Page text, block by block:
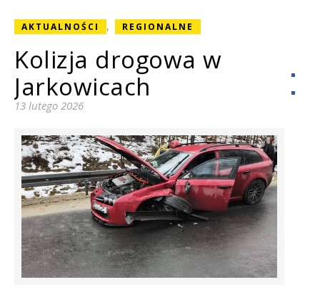
AKTUALNOŚCI , REGIONALNE
Kolizja drogowa w
Jarkowicach
13 lutego 2026